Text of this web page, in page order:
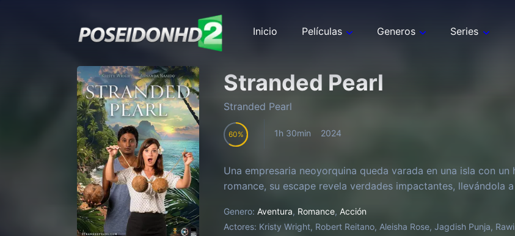
Inicio Películas Generos Series
Stranded Pearl
Stranded Pearl
60 1h 30min 2024
Una empresaria neoyorquina queda varada en una isla con
romance, su escape revela verdades impactantes, llevándola
Genero: Aventura, Romance, Acción
Actores: Kristy Wright, Robert Reitano, Aleisha Rose, Jagdish Punja,